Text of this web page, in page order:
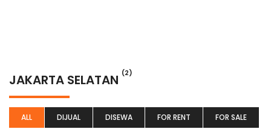
JAKARTA SELATAN (2)
ALL DIJUAL DISEWA FOR RENT FOR SALE